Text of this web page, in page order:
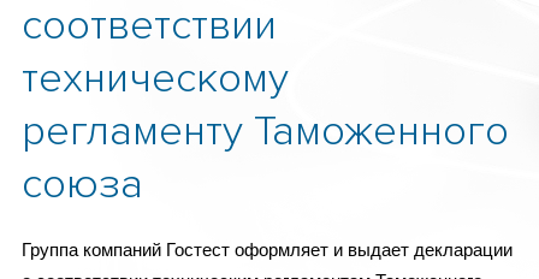
соответствии
техническому
регламенту Таможенного
союза
Группа компаний Гостест оформляет и выдает декларации